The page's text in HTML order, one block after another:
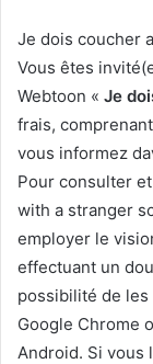
Je dois coucher
Vous êtes
Webtoon « Je
frais,
vous informez
Pour consulter
with a stranger
employer le
effectuant un
possibilité de
Google Chrome
Android. Si vous